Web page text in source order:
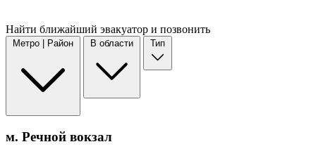
Найти ближайший эвакуатор и позвонить
Метро | Район В области Тип
м. Речной вокзал